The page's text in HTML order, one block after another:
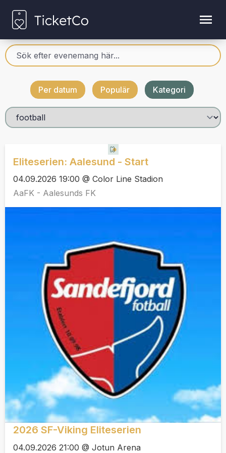
Per datum Populär Kategori
Eliteserien: Aalesund - Start
04.09.2026 19:00 @ Color Line Stadion
AaFK - Aalesunds FK
2026 SF-Viking Eliteserien
04.09.2026 21:00 @ Jotun Arena